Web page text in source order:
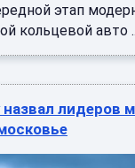
этап
кольцевой авто
назвал лидеров